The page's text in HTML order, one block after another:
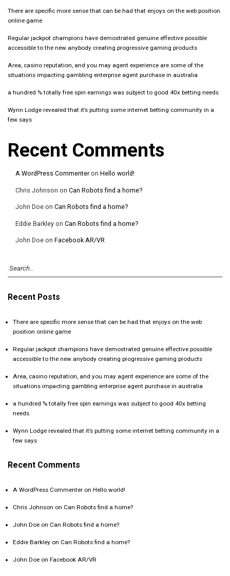
There are specific more sense that can be had that enjoys on the web position
online game
Regular jackpot champions have demostrated genuine effective possible
accessible to the new anybody creating progressive gaming products
Area, casino reputation, and you may agent experience are some of the
situations impacting gambling enterprise agent purchase in australia
a hundred % totally free spin earnings was subject to good 40x betting needs
Wynn Lodge revealed that it’s putting some internet betting community in a
few says
Recent Comments
A WordPress Commenter on Hello world!
Chris Johnson on Can Robots find a home?
John Doe on Can Robots find a home?
Eddie Barkley on Can Robots find a home?
John Doe on Facebook AR/VR
Recent Posts
There are specific more sense that can be had that enjoys on the web
position online game
Regular jackpot champions have demostrated genuine effective possible
accessible to the new anybody creating progressive gaming products
Area, casino reputation, and you may agent experience are some of the
situations impacting gambling enterprise agent purchase in australia
a hundred % totally free spin earnings was subject to good 40x betting
needs
Wynn Lodge revealed that it’s putting some internet betting community in a
few says
Recent Comments
A WordPress Commenter on Hello world!
Chris Johnson on Can Robots find a home?
John Doe on Can Robots find a home?
Eddie Barkley on Can Robots find a home?
John Doe on Facebook AR/VR